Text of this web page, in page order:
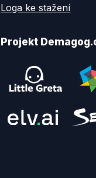
Loga ke stažení
Projekt